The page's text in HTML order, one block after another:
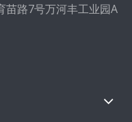
苗路7号万河丰工业园A